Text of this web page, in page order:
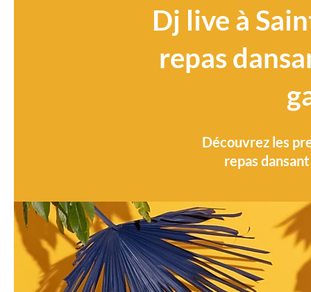
Dj live à
repas
Découvrez les
repas